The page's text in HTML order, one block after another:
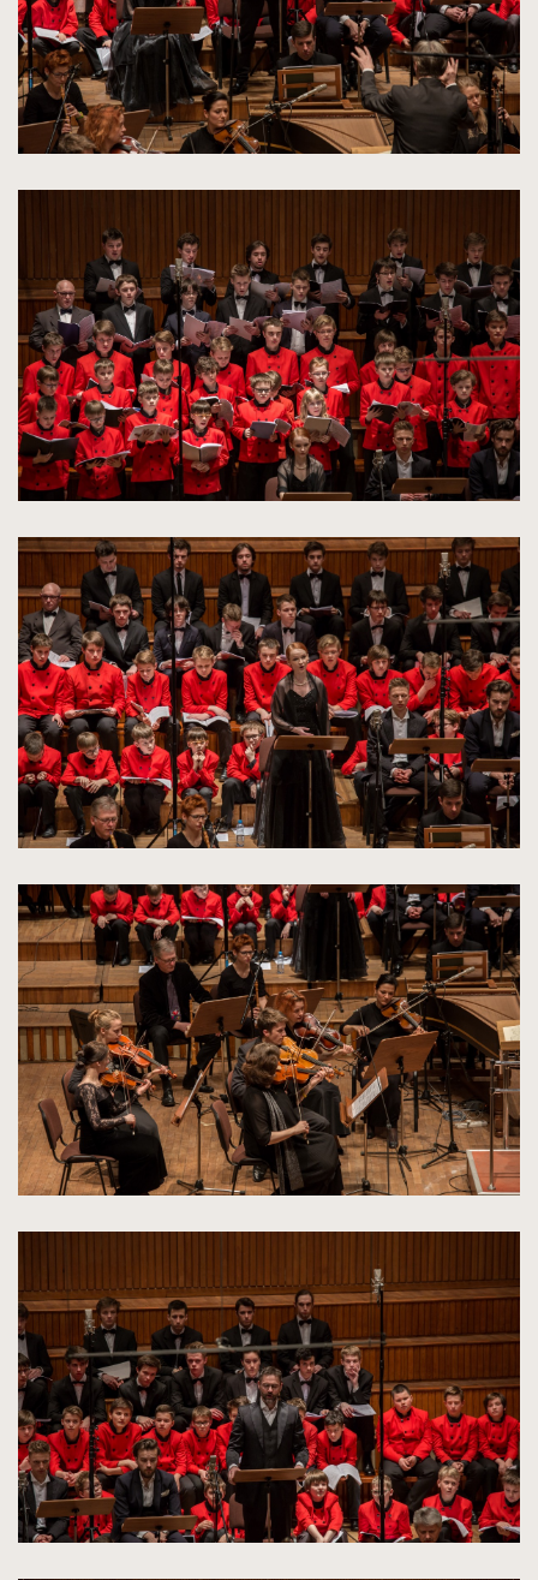
spowoduje
rozmiarów
oryginalnych
spowoduje
powiększenie
zdjęcia
do
rozmiarów
oryginalnych
spowoduje
powiększenie
zdjęcia
do
rozmiarów
oryginalnych
spowoduje
zdjęcia
do
rozmiarów
oryginalnych